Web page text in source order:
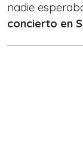
nadie
concierto en